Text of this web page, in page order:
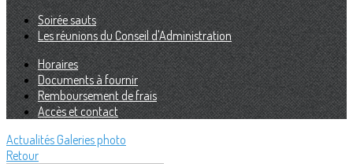
Soirée sauts
Les réunions du Conseil d'Administration
Horaires
Documents à fournir
Remboursement de frais
Accès et contact
Actualités Galeries photo
Retour